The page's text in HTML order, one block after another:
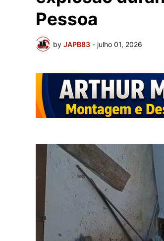
Pessoa
by JAPB83 - julho 01, 2026